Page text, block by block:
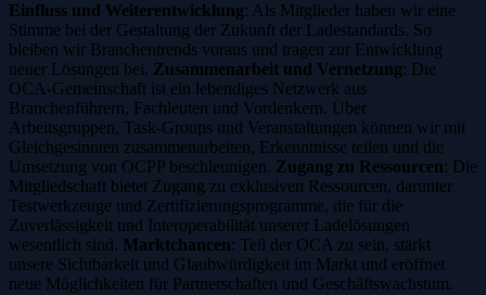
Einfluss und Weiterentwicklung: Als Mitglieder haben wir eine
Stimme bei der Gestaltung der Zukunft der Ladestandards. So
bleiben wir Branchentrends voraus und tragen zur Entwicklung
neuer Lösungen bei. Zusammenarbeit und Vernetzung: Die
OCA-Gemeinschaft ist ein lebendiges Netzwerk aus
Branchenführern, Fachleuten und Vordenkern. Über
Arbeitsgruppen, Task-Groups und Veranstaltungen können wir mit
Gleichgesinnten zusammenarbeiten, Erkenntnisse teilen und die
Umsetzung von OCPP beschleunigen. Zugang zu Ressourcen: Die
Mitgliedschaft bietet Zugang zu exklusiven Ressourcen, darunter
Testwerkzeuge und Zertifizierungsprogramme, die für die
Zuverlässigkeit und Interoperabilität unserer Ladelösungen
wesentlich sind. Marktchancen: Teil der OCA zu sein, stärkt
unsere Sichtbarkeit und Glaubwürdigkeit im Markt und eröffnet
neue Möglichkeiten für Partnerschaften und Geschäftswachstum.